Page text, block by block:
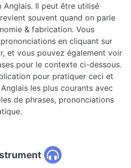
Anglais. Il peut être utilisé
souvent quand on parle
& fabrication. Vous
en cliquant sur
et vous pouvez également voir
pour le contexte ci-dessous.
pour pratiquer ceci et
les plus courants avec
de phrases, prononciations